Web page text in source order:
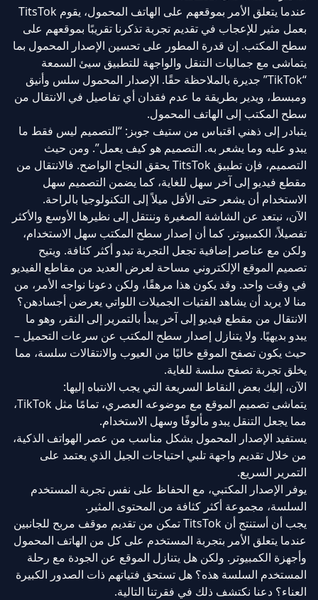
عندما يتعلق الأمر بموقعهم على الهاتف المحمول، يقوم TitsTok
بعمل مثير للإعجاب في تقديم تجربة تذكرنا تقريبًا بموقعهم على
سطح المكتب. إن قدرة المطور على تحسين الإصدار المحمول بما
يتماشى مع جماليات التنقل والواجهة للتطبيق سيئ السمعة
“TikTok” جديرة بالملاحظة حقًا. الإصدار المحمول سلس وأنيق
ومبسط، ويدير بطريقة ما عدم فقدان أي تفاصيل في الانتقال من
سطح المكتب إلى الهاتف المحمول.
يتبادر إلى ذهني اقتباس من ستيف جوبز: “التصميم ليس فقط ما
يبدو عليه وما يشعر به. التصميم هو كيف يعمل”. ومن حيث
التصميم، فإن تطبيق TitsTok يحقق النجاح الواضح. فالانتقال من
مقطع فيديو إلى آخر سهل للغاية، كما يضمن التصميم سهل
الاستخدام أن يشعر حتى الأقل ميلاً إلى التكنولوجيا بالراحة.
الآن، نبتعد عن الشاشة الصغيرة وننتقل إلى نظيرها الأوسع والأكثر
تفصيلاً، الكمبيوتر. كما أن إصدار سطح المكتب سهل الاستخدام،
ولكن مع عناصر إضافية تجعل التجربة تبدو أكثر كثافة. ويتيح
تصميم الموقع الإلكتروني مساحة لعرض العديد من مقاطع الفيديو
في وقت واحد. وقد يكون هذا مرهقًا، ولكن دعونا نواجه الأمر، من
منا لا يريد أن يشاهد الفتيات الجميلات اللواتي يعرضن أجسادهن؟
الانتقال من مقطع فيديو إلى آخر يبدأ بالتمرير إلى النقر، وهو ما
يبدو بديهيًا. ولا يتنازل إصدار سطح المكتب عن سرعات التحميل –
حيث يكون تصفح الموقع خاليًا من العيوب والانتقالات سلسة، مما
يخلق تجربة تصفح سلسة للغاية.
الآن، إليك بعض النقاط السريعة التي يجب الانتباه إليها:
يتماشى تصميم الموقع مع موضوعه العصري، تمامًا مثل TikTok،
مما يجعل التنقل يبدو مألوفًا وسهل الاستخدام.
يستفيد الإصدار المحمول بشكل مناسب من عصر الهواتف الذكية،
من خلال تقديم واجهة تلبي احتياجات الجيل الذي يعتمد على
التمرير السريع.
يوفر الإصدار المكتبي، مع الحفاظ على نفس تجربة المستخدم
السلسة، مجموعة أكثر كثافة من المحتوى المثير.
يجب أن أستنتج أن TitsTok تمكن من تقديم موقف مربح للجانبين
عندما يتعلق الأمر بتجربة المستخدم على كل من الهاتف المحمول
وأجهزة الكمبيوتر. ولكن هل يتنازل الموقع عن الجودة مع رحلة
المستخدم السلسة هذه؟ هل تستحق فتياتهم ذات الصدور الكبيرة
العناء؟ دعنا نكتشف ذلك في فقرتنا التالية.